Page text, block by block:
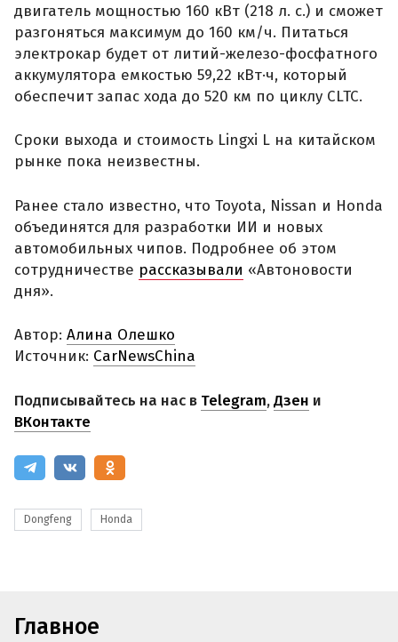
двигатель мощностью 160 кВт (218 л. с.) и сможет
разгоняться максимум до 160 км/ч. Питаться
электрокар будет от литий-железо-фосфатного
аккумулятора емкостью 59,22 кВт·ч, который
обеспечит запас хода до 520 км по циклу CLTC.
Сроки выхода и стоимость Lingxi L на китайском
рынке пока неизвестны.
Ранее стало известно, что Toyota, Nissan и Honda
объединятся для разработки ИИ и новых
автомобильных чипов. Подробнее об этом
сотрудничестве рассказывали «Автоновости
дня».
Автор: Алина Олешко
Источник: CarNewsChina
Подписывайтесь на нас в Telegram,Дзен и
ВКонтакте
Dongfeng Honda
Главное